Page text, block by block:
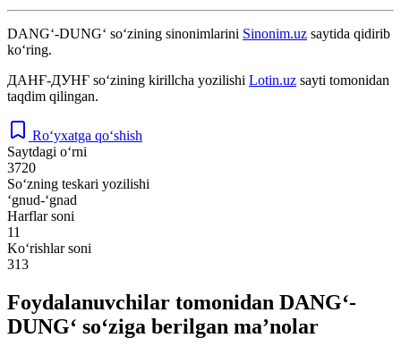
DANG‘-DUNG‘ so‘zining sinonimlarini Sinonim.uz saytida qidirib
ko‘ring.
ДАНҒ-ДУНҒ so‘zining kirillcha yozilishi Lotin.uz sayti tomonidan
taqdim qilingan.
Ro‘yxatga qo‘shish
Saytdagi o‘rni
3720
So‘zning teskari yozilishi
‘gnud-‘gnad
Harflar soni
11
Ko‘rishlar soni
313
Foydalanuvchilar tomonidan DANG‘-
DUNG‘ so‘ziga berilgan ma’nolar